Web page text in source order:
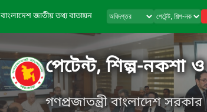
বাংলাদেশ জাতীয় তথ্য বাতায়ন
পেটেন্ট, শিল্প-নকশা
গণপ্রজাতন্ত্রী বাংলাদেশ সরকার